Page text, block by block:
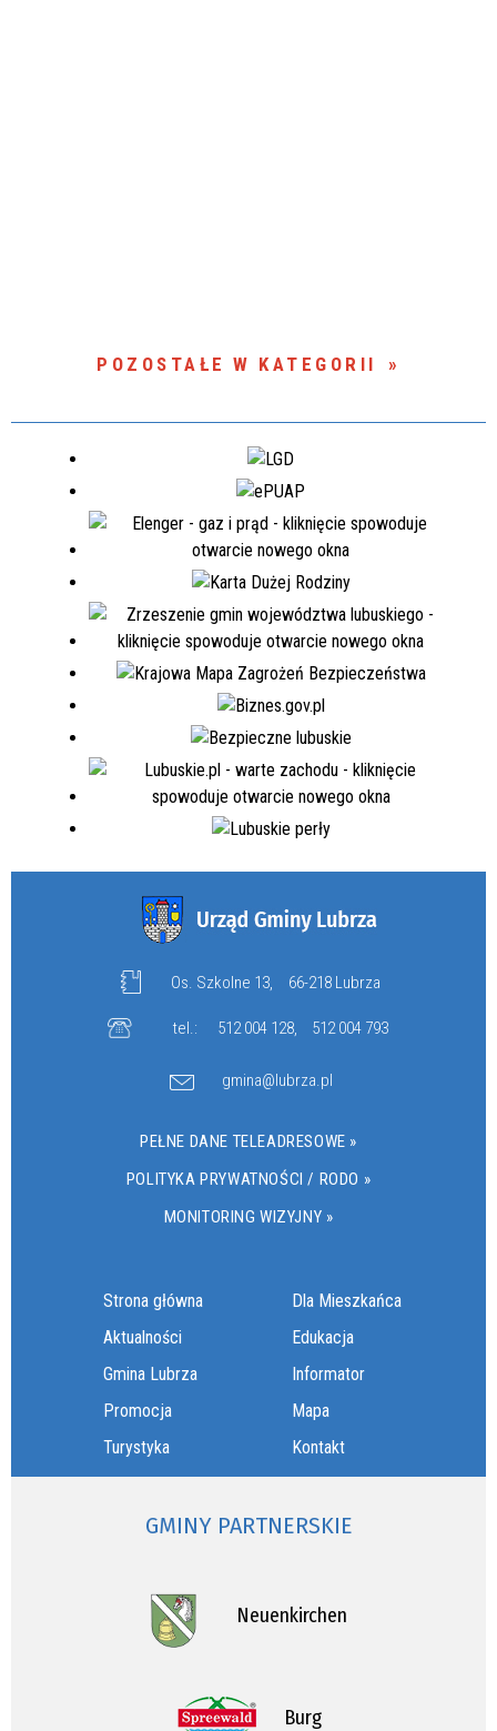
POZOSTAŁE W KATEGORII
Os. Szkolne 13, 66-218 Lubrza
tel.: 512 004 128 512 004 793
gmina@lubrza.pl
PEŁNE DANE TELEADRESOWE »
POLITYKA PRYWATNOŚCI / RODO »
MONITORING WIZYJNY »
Strona główna
Aktualności
Gmina Lubrza
Promocja
Turystyka
Dla Mieszkańca
Edukacja
Informator
Mapa
Kontakt
GMINY PARTNERSKIE
Neuenkirchen
Burg